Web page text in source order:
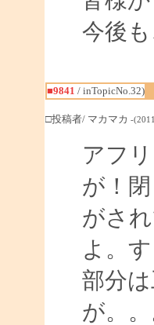
今後
■9841 / inTopicNo.32)
□投稿者/ マカマカ -
アフ
が！
がさ
よ。
部分
が。。